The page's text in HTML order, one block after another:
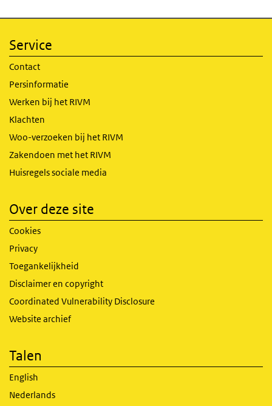
Service
Contact
Persinformatie
Werken bij het RIVM
Klachten
Woo-verzoeken bij het RIVM
Zakendoen met het RIVM
Huisregels sociale media
Over deze site
Cookies
Privacy
Toegankelijkheid
Disclaimer en copyright
Coordinated Vulnerability Disclosure
Website archief
Talen
English
Nederlands